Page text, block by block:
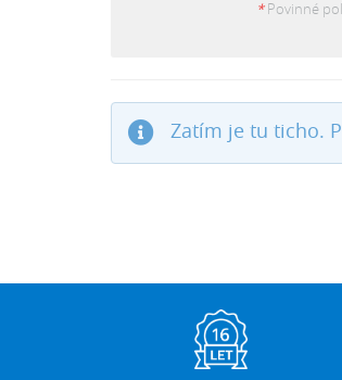
*Povinné
Zatím je tu ticho.